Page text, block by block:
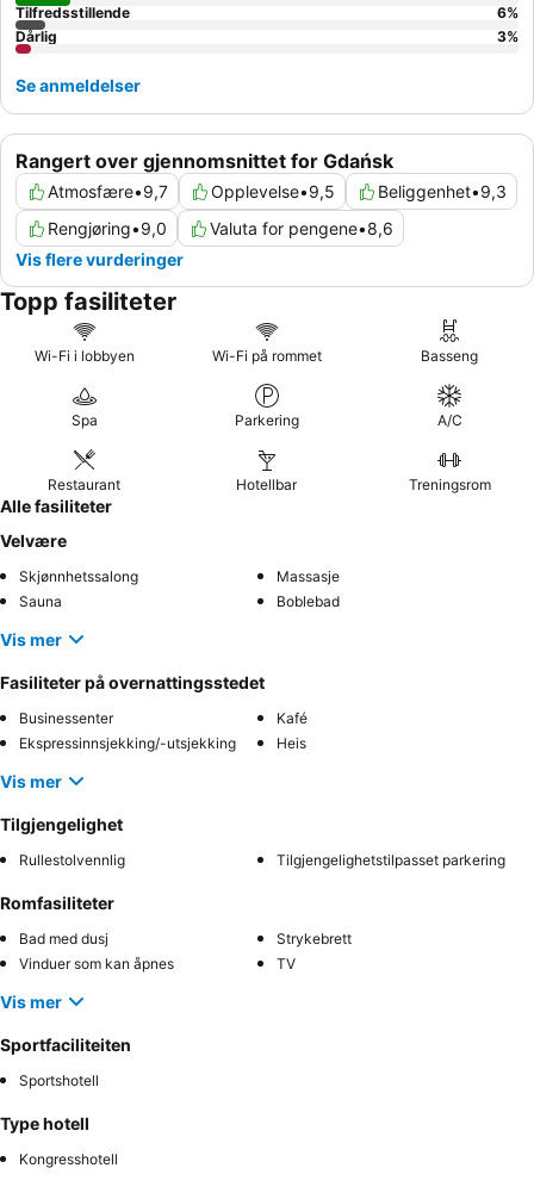
Rangert over gjennomsnittet for Gdańsk
Atmosfære•9,7 Opplevelse•9,5 Beliggenhet•9,3
Rengjøring•9,0 Valuta for pengene•8,6
Vis flere vurderinger
Tilfredsstillende
6%
Dårlig
3%
Se anmeldelser
Topp fasiliteter
Wi-Fi i lobbyen Wi-Fi på rommet Basseng
Spa Parkering A/C
Restaurant Hotellbar Treningsrom
Alle fasiliteter
Velvære
Skjønnhetssalong
Massasje
Sauna
Boblebad
Vis mer
Fasiliteter på overnattingsstedet
Businessenter
Kafé
Ekspressinnsjekking/-utsjekking
Heis
Vis mer
Tilgjengelighet
Rullestolvennlig Tilgjengelighetstilpasset parkering
Romfasiliteter
Bad med dusj
Strykebrett
Vinduer som kan åpnes
TV
Vis mer
Sportfaciliteiten
Sportshotell
Type hotell
Kongresshotell